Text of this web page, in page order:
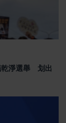
乾淨選舉 划出